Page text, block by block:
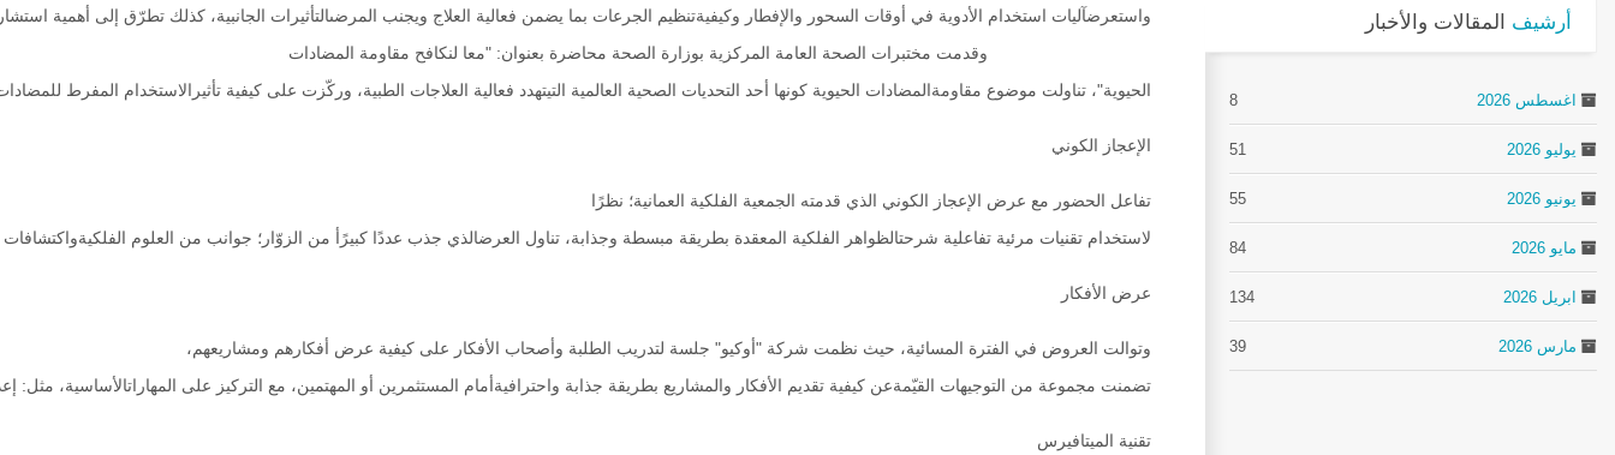
واستعرضآليات استخدام الأدوية في أوقات السحور والإفطار وكيفيةتنظيم الجرعات بما يضمن فعالية العلاج ويجنب المرضىالتأثيرات الجانبية، كذلك تطرّق إلى أهمية
​ وقدمت مختبرات الصحة العامة المركزية بوزارة الصحة محاضرة بعنوان: "معا لنكافح مقاومة المضادات
الحيوية"، تناولت موضوع مقاومةالمضادات الحيوية كونها أحد التحديات الصحية العالمية التيتهدد فعالية العلاجات الطبية، وركّزت على كيفية تأثيرالاستخدام المفرط
الإعجاز الكوني
تفاعل الحضور مع عرض الإعجاز الكوني الذي قدمته الجمعية الفلكية العمانية؛ نظرًا
لاستخدام تقنيات مرئية تفاعلية شرحتالظواهر الفلكية المعقدة بطريقة مبسطة وجذابة، تناول العرضالذي جذب عددًا كبيرًأ من الزوّار؛ جوانب من العلوم
عرض الأفكار
وتوالت العروض في الفترة المسائية، حيث نظمت شركة "أوكيو" جلسة لتدريب الطلبة وأصحاب الأفكار على كيفية عرض أفكارهم ومشاريعهم،
تضمنت مجموعة من التوجيهات القيّمةعن كيفية تقديم الأفكار والمشاريع بطريقة جذابة واحترافيةأمام المستثمرين أو المهتمين، مع التركيز على المهاراتالأساسية، مثل:
تقنية الميتافيرس
أرشيف المقالات والأخبار
اغسطس 2026 8
يوليو 2026 51
يونيو 2026 55
مايو 2026 84
ابريل 2026 134
مارس 2026 39